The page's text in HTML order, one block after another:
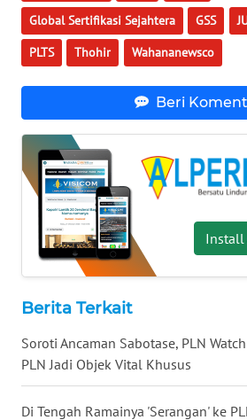
Global Sertifikasi Sejahtera GSS
PLTS Thohir Wahananewsco
Beri
Install
Berita Terkait
Soroti Ancaman Sabotase, PLN
PLN Jadi Objek Vital Khusus
Di Tengah Ramainya 'Serangan' ke
WN
SULUT
WN
WN
MALUT
DAIRI
DANAU
WN
NIAS